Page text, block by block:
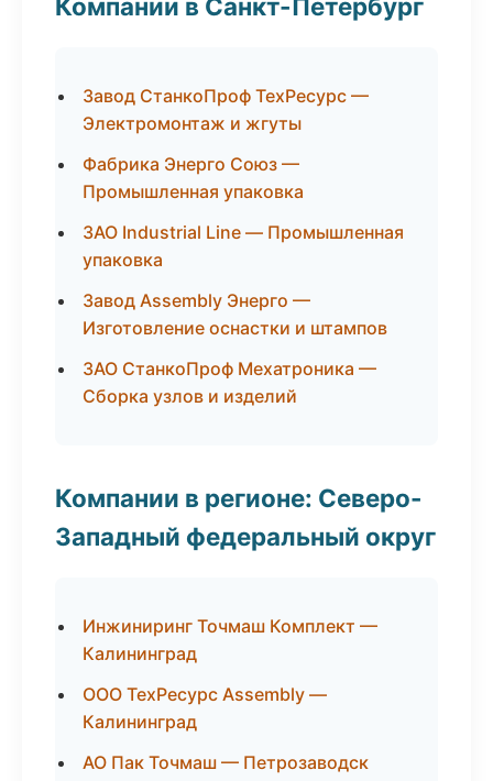
Компании в Санкт-Петербург
Завод СтанкоПроф ТехРесурс —
Электромонтаж и жгуты
Фабрика Энерго Союз —
Промышленная упаковка
ЗАО Industrial Line — Промышленная
упаковка
Завод Assembly Энерго —
Изготовление оснастки и штампов
ЗАО СтанкоПроф Мехатроника —
Сборка узлов и изделий
Компании в регионе: Северо-
Западный федеральный округ
Инжиниринг Точмаш Комплект —
Калининград
ООО ТехРесурс Assembly —
Калининград
АО Пак Точмаш — Петрозаводск